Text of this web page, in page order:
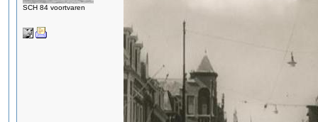
SCH 84 voortvaren